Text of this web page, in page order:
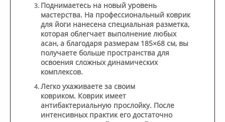
Поднимаетесь на новый уровень
мастерства. На профессиональный коврик
для йоги нанесена специальная разметка,
которая облегчает выполнение любых
асан, а благодаря размерам 185×68 см, вы
получаете больше пространства для
освоения сложных динамических
комплексов.
Легко ухаживаете за своим
ковриком. Коврик имеет
антибактериальную прослойку. После
интенсивных практик его достаточно